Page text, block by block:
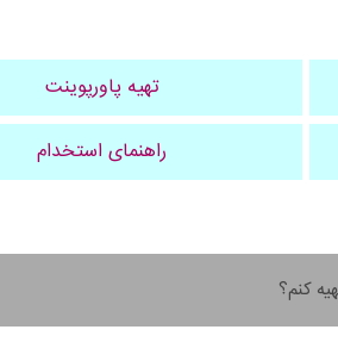
تهیه پاورپوینت
راهنمای استخدام
کنم؟